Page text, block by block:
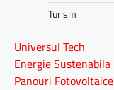
Turism
Universul Tech
Energie Sustenabila
Panouri Fotovoltaice